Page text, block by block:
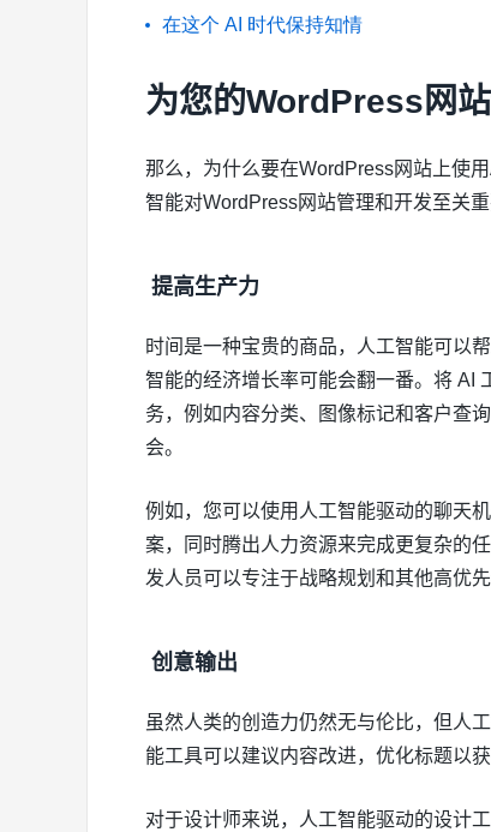
在这个 AI 时代保持知情
为您的WordPress网
那么，为什么要在WordPress网站上使
智能对WordPress网站管理和开发至关重
提高生产力
时间是一种宝贵的商品，人工智能可以
智能的经济增长率可能会翻一番。将 AI
务，例如内容分类、图像标记和客户查
会。
例如，您可以使用人工智能驱动的聊天
案，同时腾出人力资源来完成更复杂的
发人员可以专注于战略规划和其他高优先
创意输出
虽然人类的创造力仍然无与伦比，但人
能工具可以建议内容改进，优化标题以
对于设计师来说，人工智能驱动的设计